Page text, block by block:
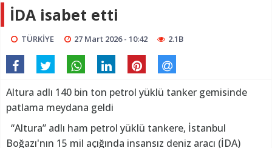
İDA isabet etti
TÜRKİYE 27 Mart 2026 - 10:42 2.1B
Altura adlı 140 bin ton petrol yüklü tanker gemisinde
patlama meydana geldi
“Altura” adlı ham petrol yüklü tankere, İstanbul
Boğazı'nın 15 mil açığında insansız deniz aracı (İDA)